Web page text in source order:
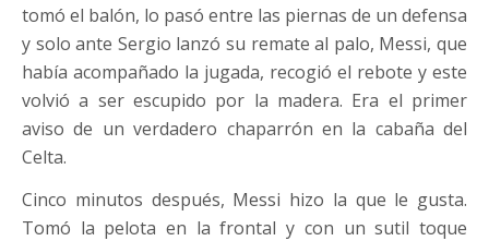
tomó el balón, lo pasó entre las piernas de un defensa
y solo ante Sergio lanzó su remate al palo, Messi, que
había acompañado la jugada, recogió el rebote y este
volvió a ser escupido por la madera. Era el primer
aviso de un verdadero chaparrón en la cabaña del
Celta.
Cinco minutos después, Messi hizo la que le gusta.
Tomó la pelota en la frontal y con un sutil toque